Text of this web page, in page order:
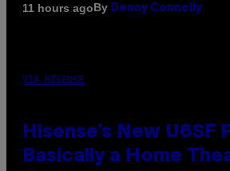
11 hours agoBy Denny Connolly
VIA HISENSE
Hisense’s New U6SF
Basically a Home